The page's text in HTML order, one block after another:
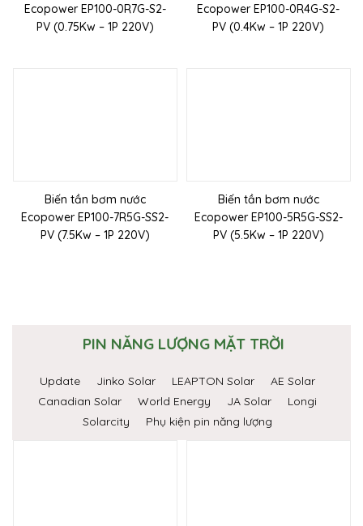
Ecopower EP100-0R7G-S2-
PV (0.75Kw – 1P 220V)
Ecopower EP100-0R4G-S2-
PV (0.4Kw – 1P 220V)
Biến tần bơm nước
Ecopower EP100-7R5G-SS2-
PV (7.5Kw – 1P 220V)
Biến tần bơm nước
Ecopower EP100-5R5G-SS2-
PV (5.5Kw – 1P 220V)
PIN NĂNG LƯỢNG MẶT TRỜI
Update Jinko Solar LEAPTON Solar
AE Solar
Canadian Solar
World Energy JA Solar
Longi
Solarcity
Phụ kiện pin năng lượng